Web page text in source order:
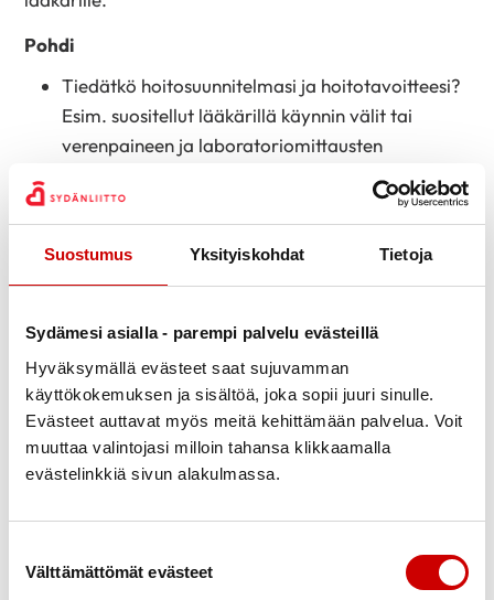
Suostumus Yksityiskohdat Tietoja
Sydämesi asialla - parempi palvelu evästeillä
Hyväksymällä evästeet saat sujuvamman
käyttökokemuksen ja sisältöä, joka sopii juuri sinulle.
Evästeet auttavat myös meitä kehittämään palvelua. Voit
muuttaa valintojasi milloin tahansa klikkaamalla
evästelinkkiä sivun alakulmassa.
Välttämättömät evästeet
Pohdi
Tiedätkö hoitosuunnitelmasi ja hoitotavoitteesi?
Esim. suositellut lääkärillä käynnin välit tai
verenpaineen ja laboratoriomittausten
Osaatko kertoa terveydenhuollolle voinnistasi?
Tiedätkö mihin otat yhteyttä, jos tarvitset tukea
Tarkasta viimeisimmästä lääkärintekstistä
hoidon suunnitelmasi ja miten siihen pyritään.
Minkälaisissa asioissa tai oireiden ilmaantuessa
tulisi olla yhteydessä terveydenhuoltoon.
Jos sinulle ei ole tehty hoitosuunnitelmaa tai et
ymmärrä sitä, pyydä että sellainen laaditaan
lääkärinkäynnillä.